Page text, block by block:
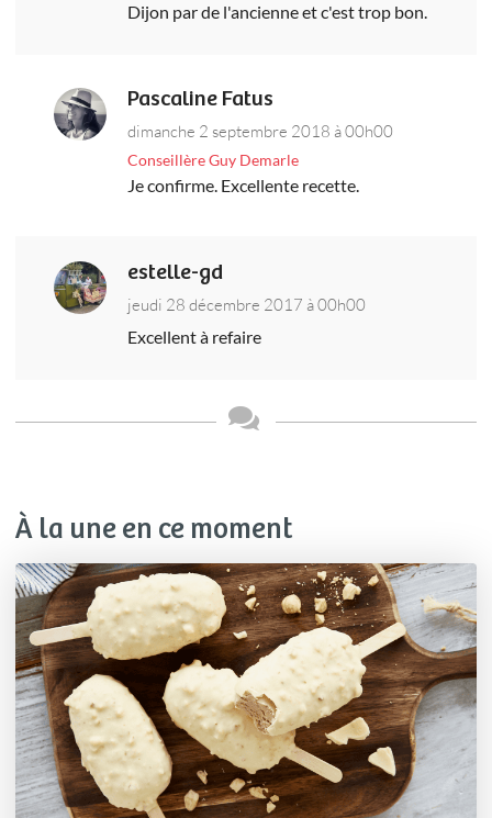
Dijon par de l'ancienne et c'est trop bon.
Pascaline Fatus
dimanche 2 septembre 2018 à 00h00
Conseillère Guy Demarle
Je confirme. Excellente recette.
estelle-gd
jeudi 28 décembre 2017 à 00h00
Excellent à refaire
À la une en ce moment